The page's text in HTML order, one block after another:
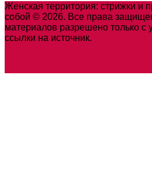
Женская территория: стрижки и
собой © 2026. Все права
материалов разрешено только с
ссылки на источник.